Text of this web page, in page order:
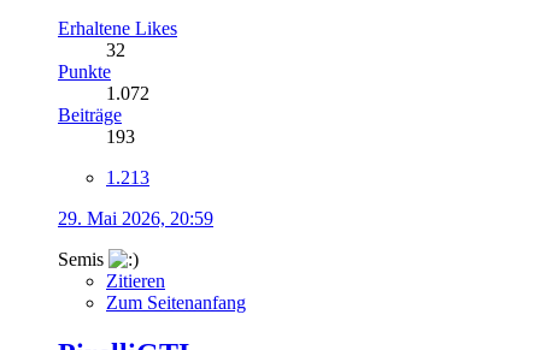
Erhaltene Likes
32
Punkte
1.072
Beiträge
193
1.213
29. Mai 2026, 20:59
Semis
Zitieren
Zum Seitenanfang